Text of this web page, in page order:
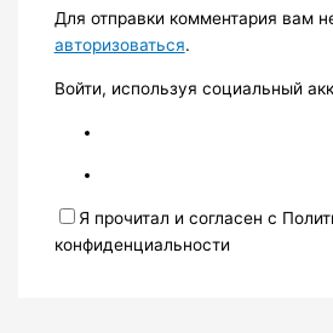
Для отправки комментария вам
авторизоваться.
Войти, используя социальный
Я прочитал и согласен с
конфиденциальности